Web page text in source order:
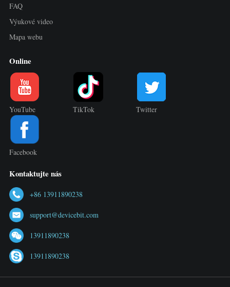
FAQ
Výukové video
Mapa webu
Online
YouTube TikTok Twitter
Facebook
Kontaktujte nás
+86 13911890238
support@devicebit.com
13911890238
13911890238